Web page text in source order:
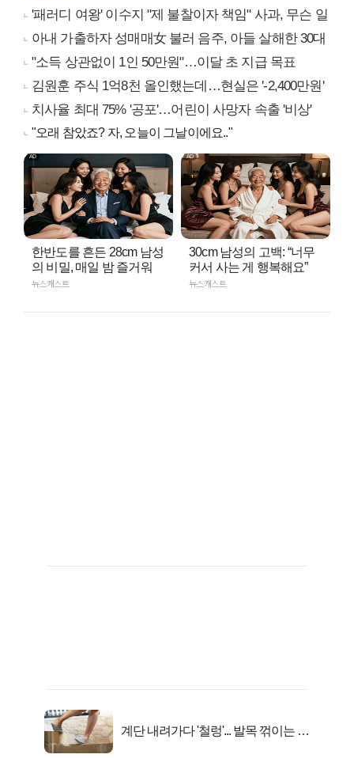
'패러디 여왕' 이수지 "제 불찰이자 책임" 사과, 무슨 일
아내 가출하자 성매매女 불러 음주, 아들 살해한 30대
"소득 상관없이 1인 50만원"…이달 초 지급 목표
김원훈 주식 1억8천 올인했는데…현실은 '-2,400만원'
치사율 최대 75% '공포'…어린이 사망자 속출 '비상'
"오래 참았죠? 자, 오늘이 그날이에요.."
한반도를 흔든 28cm 남성
의 비밀, 매일 밤 즐거워
뉴스캐스트
30cm 남성의 고백: “너무
커서 사는 게 행복해요”
뉴스캐스트
계단 내려가다 '철렁'... 발목 꺾이는 이